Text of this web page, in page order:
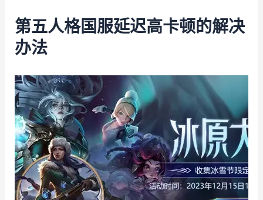
第五人格国服延迟高卡顿的解决
办法